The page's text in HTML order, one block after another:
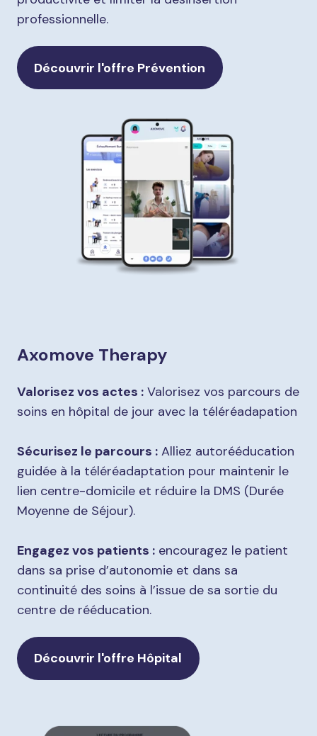
professionnelle.
Découvrir l'offre Prévention
Axomove Therapy
Valorisez vos actes : Valorisez vos parcours de
soins en hôpital de jour avec la téléréadapation
Sécurisez le parcours : Alliez autorééducation
guidée à la téléréadaptation pour maintenir le
lien centre-domicile et réduire la DMS (Durée
Moyenne de Séjour).
Engagez vos patients : encouragez le patient
dans sa prise d’autonomie et dans sa
continuité des soins à l’issue de sa sortie du
centre de rééducation.
Découvrir l'offre Hôpital